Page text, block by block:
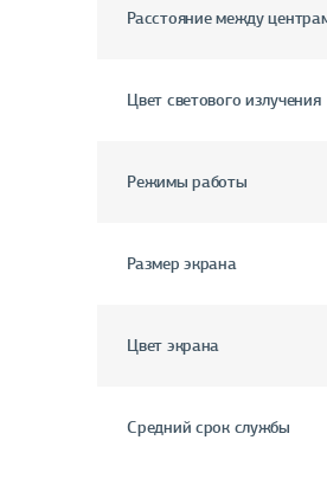
Расстояние между
Цвет светового излучения
Режимы работы
Размер экрана
Цвет экрана
Средний срок службы